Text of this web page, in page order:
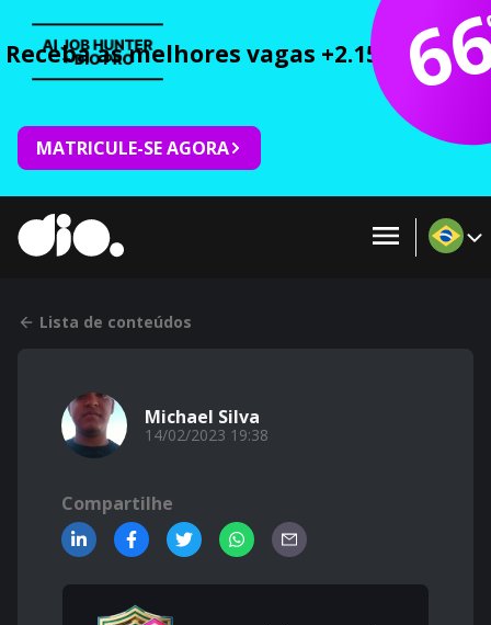
Receba as melhores vagas +2.150 cursos
MATRICULE-SE AGORA
Lista de conteúdos
Michael Silva
14/02/2023 19:38
Compartilhe